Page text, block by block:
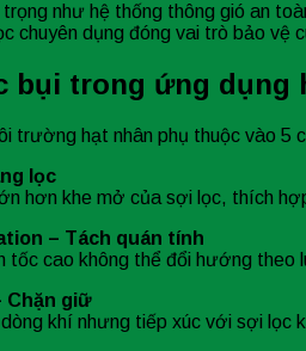
như hệ thống thông gió an
chuyên dụng đóng vai trò bảo
bụi trong ứng dụng
trường hạt nhân phụ thuộc vào 5
lọc
hơn khe mở của sợi lọc, thích
– Tách quán tính
tốc cao không thể đổi hướng theo
Chặn giữ
khí nhưng tiếp xúc với sợi lọc